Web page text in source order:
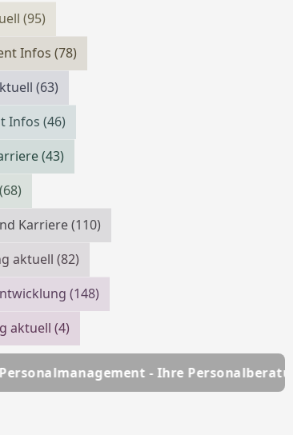
(95)
Infos (78)
(63)
Infos (46)
(43)
(68)
Karriere(110)
aktuell (82)
(148)
aktuell (4)
- Ihre Personalberatung seit über 25